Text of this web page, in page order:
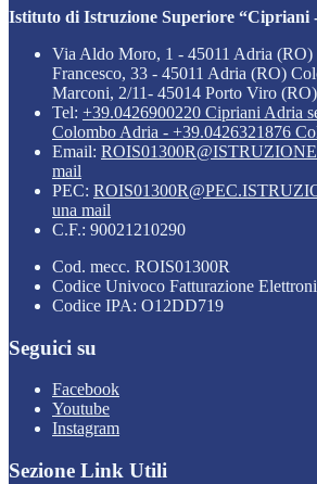
Istituto di Istruzione Superiore “Cipriani
Via Aldo Moro, 1 - 45011 Adria (RO)
Francesco, 33 - 45011 Adria (RO)
Marconi, 2/11- 45014 Porto Viro (RO)
Tel: +39.0426900220 Cipriani Adria
Colombo Adria - +39.0426321876
Email:
mail
PEC:
una mail
C.F.: 90021210290
Cod. mecc. ROIS01300R
Codice Univoco Fatturazione
Codice IPA: O12DD719
Seguici su
Facebook
Youtube
Instagram
Sezione Link Utili